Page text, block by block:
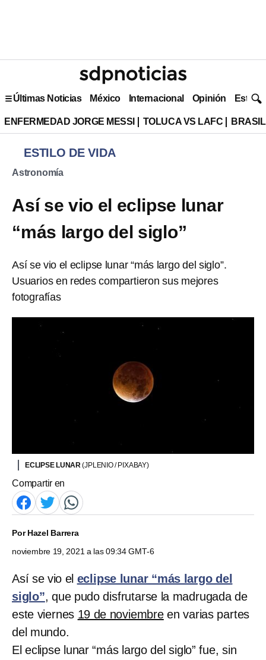
Últimas Noticias México Internacional Opinión Estilo
ENFERMEDAD JORGE MESSI TOLUCA VS LAFC
ESTILO DE VIDA
Astronomía
Así se vio el eclipse lunar
“más largo del siglo”
Así se vio el eclipse lunar “más largo del siglo”.
Usuarios en redes compartieron sus mejores
fotografías
ECLIPSE LUNAR(JPLENIO / PIXABAY)
Compartir en
PorHazel Barrera
noviembre 19, 2021 a las 09:34 GMT-6
Así se vio el eclipse lunar “más largo del
siglo”, que pudo disfrutarse la madrugada de
este viernes 19 de noviembreen varias partes
del mundo.
El eclipse lunar “más largo del siglo” fue, sin